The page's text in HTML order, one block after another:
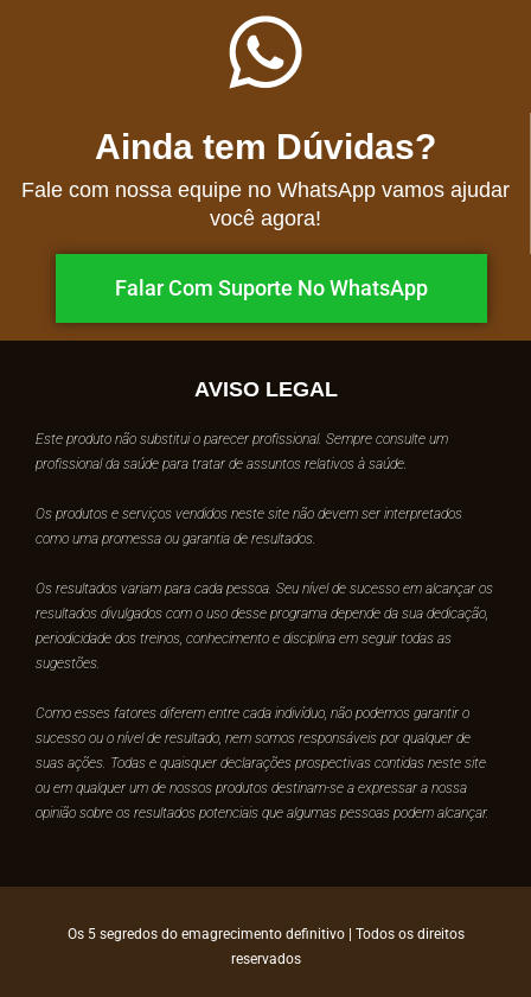
Ainda tem Dúvidas?
Fale com nossa equipe no WhatsApp vamos ajudar
você agora!
Falar Com Suporte No WhatsApp
AVISO LEGAL
Este produto não substitui o parecer profissional. Sempre consulte um
profissional da saúde para tratar de assuntos relativos à saúde.
Os produtos e serviços vendidos neste site não devem ser interpretados
como uma promessa ou garantia de resultados.
Os resultados variam para cada pessoa. Seu nível de sucesso em alcançar os
resultados divulgados com o uso desse programa depende da sua dedicação,
periodicidade dos treinos, conhecimento e disciplina em seguir todas as
sugestões.
Como esses fatores diferem entre cada indivíduo, não podemos garantir o
sucesso ou o nível de resultado, nem somos responsáveis por qualquer de
suas ações. Todas e quaisquer declarações prospectivas contidas neste site
ou em qualquer um de nossos produtos destinam-se a expressar a nossa
opinião sobre os resultados potenciais que algumas pessoas podem alcançar.
Os 5 segredos do emagrecimento definitivo| Todos os direitos
reservados